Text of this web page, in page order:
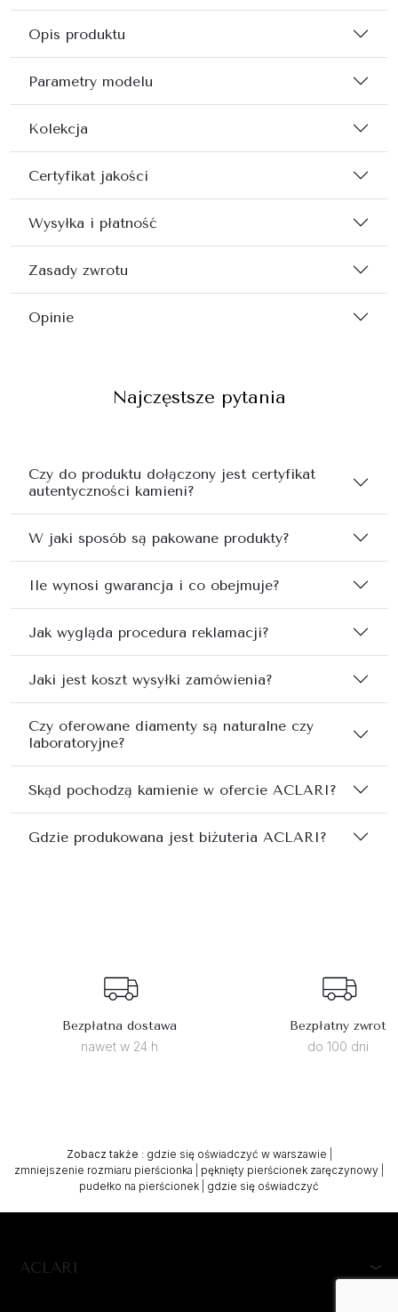
Opis produktu
Parametry modelu
Kolekcja
Certyfikat jakości
Wysyłka i płatność
Zasady zwrotu
Opinie
Najczęstsze pytania
Czy do produktu dołączony jest certyfikat
autentyczności kamieni?
W jaki sposób są pakowane produkty?
Ile wynosi gwarancja i co obejmuje?
Jak wygląda procedura reklamacji?
Jaki jest koszt wysyłki zamówienia?
Czy oferowane diamenty są naturalne czy
laboratoryjne?
Skąd pochodzą kamienie w ofercie ACLARI?
Gdzie produkowana jest biżuteria ACLARI?
Bezpłatna dostawa
nawet w 24 h
Bezpłatny zwrot
do 100 dni
Zobacz także : gdzie się oświadczyć w warszawie
zmniejszenie rozmiaru pierścionka
pęknięty pierścionek zaręczynowy
pudełko na pierścionek
gdzie się oświadczyć
ACLARI